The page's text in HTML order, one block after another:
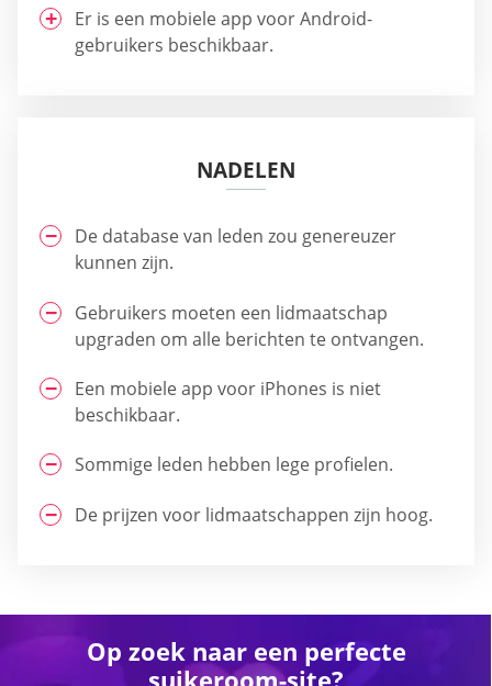
Er is een mobiele app voor Android-
gebruikers beschikbaar.
NADELEN
De database van leden zou genereuzer
kunnen zijn.
Gebruikers moeten een lidmaatschap
upgraden om alle berichten te ontvangen.
Een mobiele app voor iPhones is niet
beschikbaar.
Sommige leden hebben lege profielen.
De prijzen voor lidmaatschappen zijn hoog.
Op zoek naar een perfecte
suikeroom-site?